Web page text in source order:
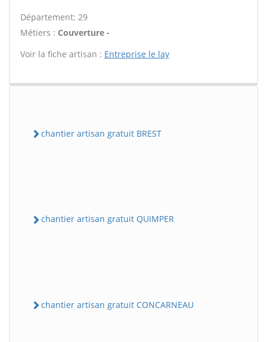
Département: 29
Métiers : Couverture -
Voir la fiche artisan : Entreprise le lay
chantier artisan gratuit BREST
chantier artisan gratuit QUIMPER
chantier artisan gratuit CONCARNEAU